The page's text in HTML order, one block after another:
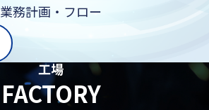
業務計画・フロー
工場
FACTORY